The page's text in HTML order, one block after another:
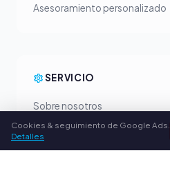
Asesoramiento personalizado
SERVICIO
Sobre nosotros
Política de privacidad
Aviso legal
Cookies & seguimiento de Google Ads.
Detalles